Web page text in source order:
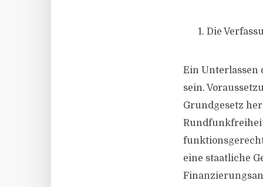
Die
Ein Unterlassen
sein.
Grundgesetz
eine staatliche